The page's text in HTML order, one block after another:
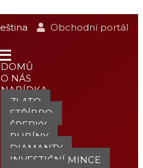
Obchodní portál
DOMŮ
O NÁS
NABÍDKA
ZLATO
STŘÍBRO
ŠPERKY
RUBÍNY
DIAMANTY
INVESTIČNÍ MINCE